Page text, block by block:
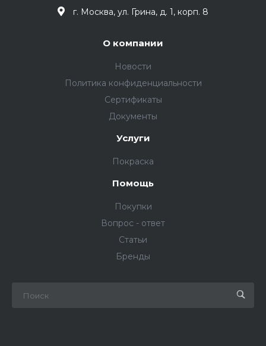
г. Москва, ул. Грина, д. 1, корп. 8
О компании
Новости
Политика конфиденциальности
Сертификаты
Документы
Услуги
Покраска
Помощь
Покупки
Вопрос - ответ
Статьи
Бренды